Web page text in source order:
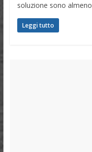
soluzione sono almeno
Leggi tutto